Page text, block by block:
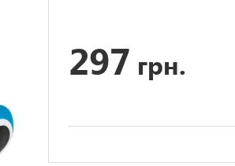
297 грн.